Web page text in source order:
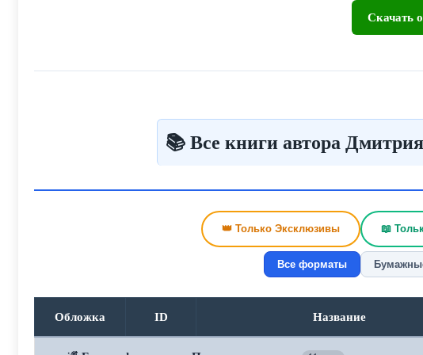
Я глянул на своих спутников. Парни шагали рядом,
Коллектив подобрался нормальный, с каждым из них я ужеСкачать
📚 Все книги автора
👑 Только Эксклюзивы 📖
Все форматы
Обложка ID Название